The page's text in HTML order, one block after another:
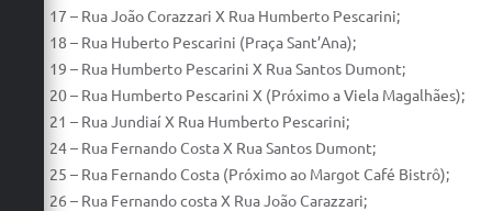
17 – Rua João Corazzari X Rua Humberto Pescarini;
18 – Rua Huberto Pescarini (Praça Sant’Ana);
19 – Rua Humberto Pescarini X Rua Santos Dumont;
20 – Rua Humberto Pescarini X (Próximo a Viela Magalhães);
21 – Rua Jundiaí X Rua Humberto Pescarini;
24 – Rua Fernando Costa X Rua Santos Dumont;
25 – Rua Fernando Costa (Próximo ao Margot Café Bistrô);
26 – Rua Fernando costa X Rua João Carazzari;